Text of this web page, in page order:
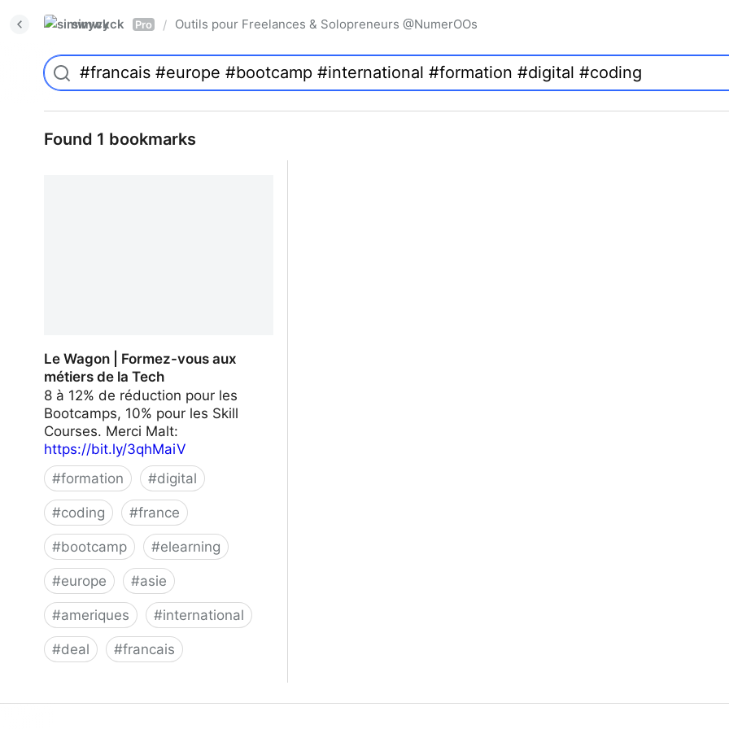
simwyck Pro / Outils pour Freelances & Solopreneurs @NumerOOs
Found 1 bookmarks
Le Wagon | Formez-vous aux
métiers de la Tech
8 à 12% de réduction pour les
Bootcamps, 10% pour les Skill
Courses. Merci Malt:
https://bit.ly/3qhMaiV
#formation #digital
#coding #france
#bootcamp #elearning
#europe #asie
#ameriques #international
#deal #francais